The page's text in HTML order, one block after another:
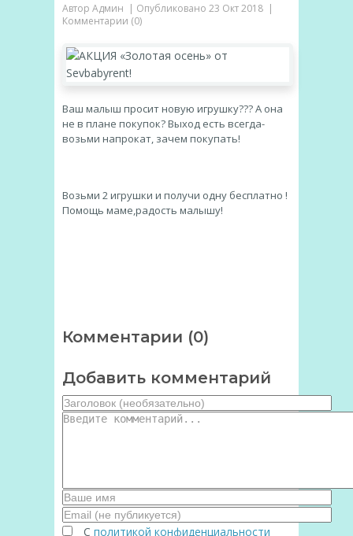
Автор Админ | Опубликовано 23 Окт 2018 |
Комментарии (0)
Ваш малыш просит новую игрушку??? А она
не в плане покупок? Выход есть всегда-
возьми напрокат, зачем покупать!
Возьми 2 игрушки и получи одну бесплатно !
Помощь маме,радость малышу!
Комментарии (0)
Добавить комментарий
С политикой конфиденциальности